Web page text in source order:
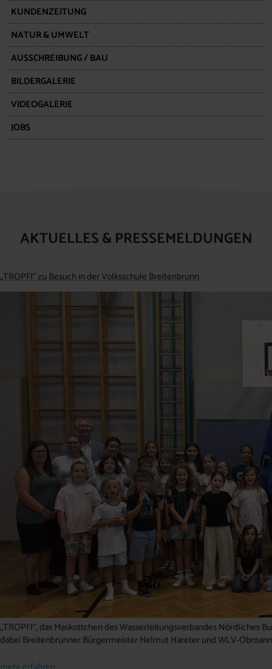
KUNDENZEITUNG
NATUR & UMWELT
AUSSCHREIBUNG / BAU
BILDERGALERIE
VIDEOGALERIE
JOBS
AKTUELLES & PRESSEMELDUNGEN
„TROPFI“ zu Besuch in der Volksschule Breitenbrunn
„TROPFI“, das Maskottchen des Wasserleitungsverbandes
dabei Breitenbrunner Bürgermeister Helmut Hareter und WLV-